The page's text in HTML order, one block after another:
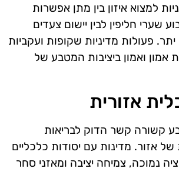
למצוא איזון בין מתן אפשרות
שערי חליפין לבין יישום צעדים
פעולות מדיניות שקופות ועקביות
אמון ואמון ביציבות המטבע של
אזורית
קשורה קשר הדוק לבריאות
אזור. מדינות עם יסודות כלכליים
נמוכה, צמיחה יציבה ומאזני סחר